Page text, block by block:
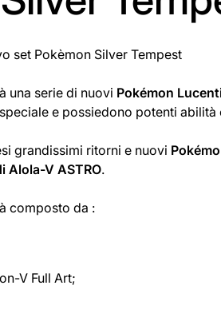
set Pokèmon Silver Tempest
una serie di nuovi Pokémon
e possiedono potenti
grandissimi ritorni e nuovi
Alola-V ASTRO.
composto da :
V Full Art;